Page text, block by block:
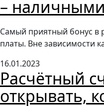
–
Самый приятный бонус в
платы. Вне зависимости
16.01.2023
Расчётный
открывать,